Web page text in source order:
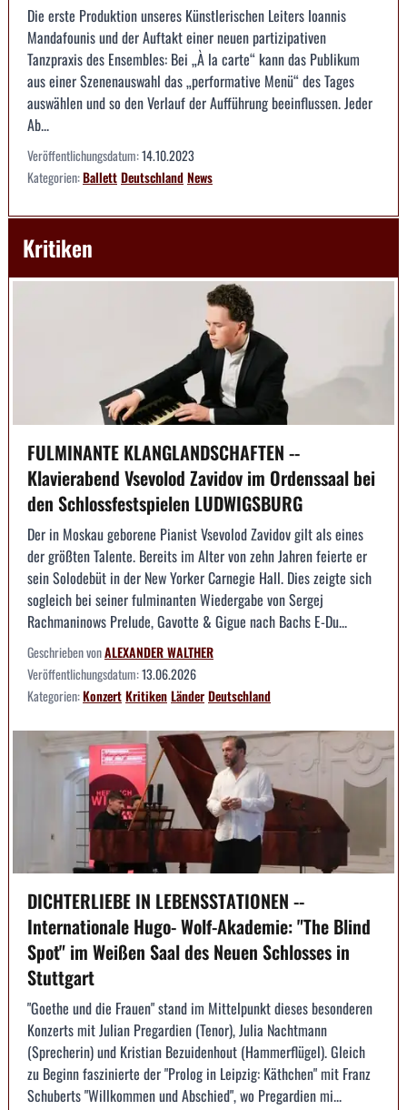
Die erste Produktion unseres Künstlerischen Leiters Ioannis
Mandafounis und der Auftakt einer neuen partizipativen
Tanzpraxis des Ensembles: Bei „À la carte“ kann das Publikum
aus einer Szenenauswahl das „performative Menü“ des Tages
auswählen und so den Verlauf der Aufführung beeinflussen. Jeder
Ab...
Veröffentlichungsdatum:14.10.2023
Kategorien:BallettDeutschlandNews
Kritiken
FULMINANTE KLANGLANDSCHAFTEN --
Klavierabend Vsevolod Zavidov im Ordenssaal bei
den Schlossfestspielen LUDWIGSBURG
Der in Moskau geborene Pianist Vsevolod Zavidov gilt als eines
der größten Talente. Bereits im Alter von zehn Jahren feierte er
sein Solodebüt in der New Yorker Carnegie Hall. Dies zeigte sich
sogleich bei seiner fulminanten Wiedergabe von Sergej
Rachmaninows Prelude, Gavotte & Gigue nach Bachs E-Du...
Geschrieben vonALEXANDER WALTHER
Veröffentlichungsdatum:13.06.2026
Kategorien:KonzertKritikenLänderDeutschland
DICHTERLIEBE IN LEBENSSTATIONEN --
Internationale Hugo- Wolf-Akademie: "The Blind
Spot" im Weißen Saal des Neuen Schlosses in
Stuttgart
"Goethe und die Frauen" stand im Mittelpunkt dieses besonderen
Konzerts mit Julian Pregardien (Tenor), Julia Nachtmann
(Sprecherin) und Kristian Bezuidenhout (Hammerflügel). Gleich
zu Beginn faszinierte der "Prolog in Leipzig: Käthchen" mit Franz
Schuberts "Willkommen und Abschied", wo Pregardien mi...